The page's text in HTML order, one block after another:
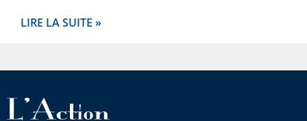
LIRE LA SUITE »